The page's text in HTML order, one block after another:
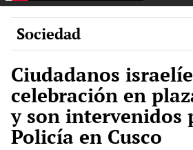
Rosa
Sociedad
Ciudadanos
celebración en
y son intervenidos
Policía en Cusco